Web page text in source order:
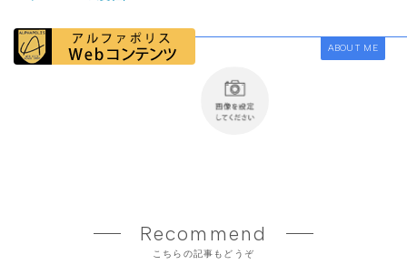
ABOUT ME
Recommend
こちらの記事もどうぞ